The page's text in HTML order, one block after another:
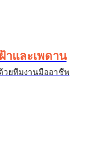
าและเพดาน
วยทีมงานมืออาชีพ